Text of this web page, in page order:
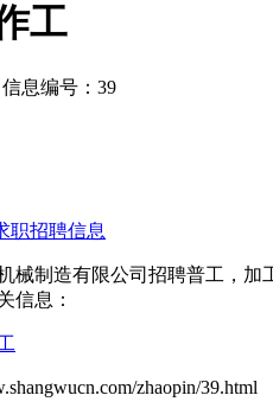
工
信息编号：39
职招聘信息
械制造有限公司招聘普工，加
信息：
zhaopin/39.html